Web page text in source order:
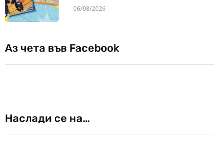
06/08/2026
Аз чета във Facebook
Наслади се на…